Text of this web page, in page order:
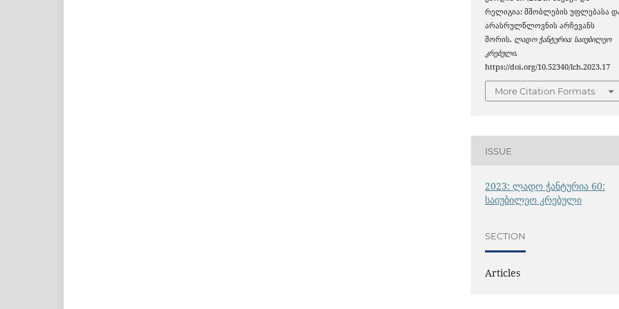
რელიგია: მშობლების უფლებასა
არასრულწლოვნის არჩევანს
შორის. ლადო ჭანტურია: საიუბილეო
კრებული.
https://doi.org/10.52340/lch.2023.17
More Citation Formats
ISSUE
2023: ლადო ჭანტურია 60:
საიუბილეო კრებული
SECTION
Articles